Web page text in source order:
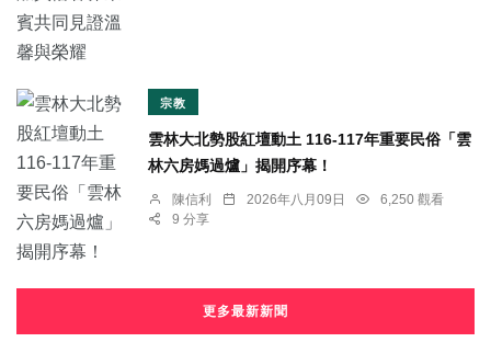
宗教
雲林大北勢股紅壇動土 116-117年重要民俗「雲
林六房媽過爐」揭開序幕！
陳信利 2026年八月09日
6,250 觀看
9 分享
更多最新新聞